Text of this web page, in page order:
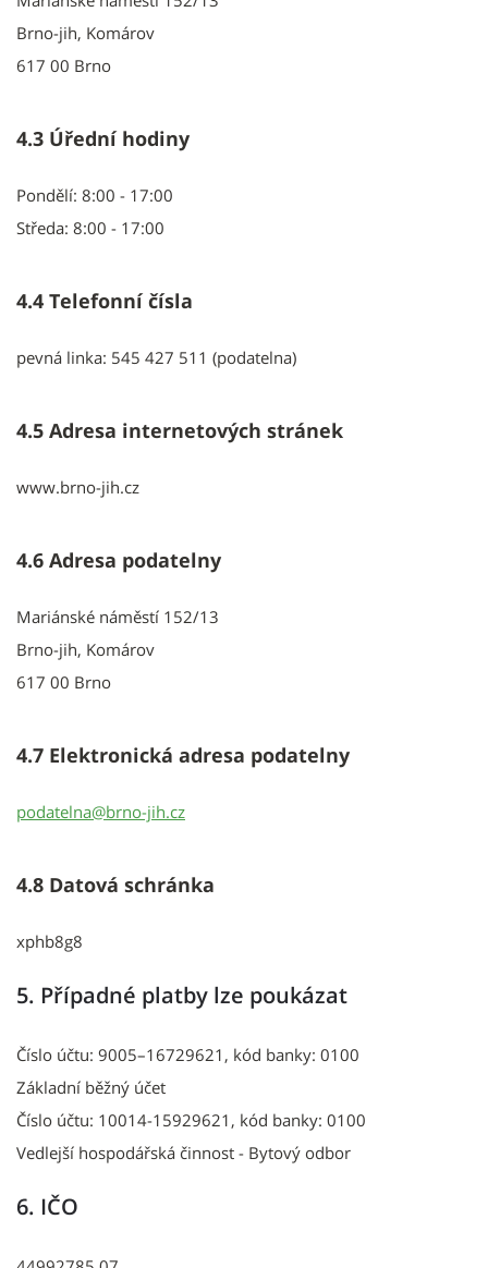
Brno-jih, Komárov
617 00 Brno
4.3 Úřední hodiny
Pondělí: 8:00 - 17:00
Středa: 8:00 - 17:00
4.4 Telefonní čísla
pevná linka: 545 427 511 (podatelna)
4.5 Adresa internetových stránek
www.brno-jih.cz
4.6 Adresa podatelny
Mariánské náměstí 152/13
Brno-jih, Komárov
617 00 Brno
4.7 Elektronická adresa podatelny
podatelna@brno-jih.cz
4.8 Datová schránka
xphb8g8
5. Případné platby lze poukázat
Číslo účtu: 9005–16729621, kód banky: 0100
Základní běžný účet
Číslo účtu: 10014-15929621, kód banky: 0100
Vedlejší hospodářská činnost - Bytový odbor
6. IČO